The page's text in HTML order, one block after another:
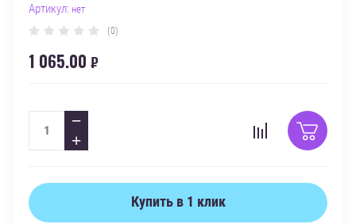
Артикул: нет
(0)
1 065.00 ₽
−
+
Купить в 1 клик